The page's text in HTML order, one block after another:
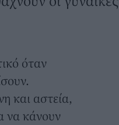
όταν
και αστεία,
να κάνουν